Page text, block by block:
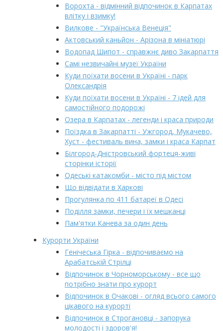
Ворохта - відмінний відпочинок в Карпатах
влітку і взимку!
Вилкове - "Українська Венеція"
Актовський каньйон - Арізона в мініатюрі
Водопад Шипот - справжнє диво Закарпаття
Самі незвичайні музеї України
Куди поїхати восени в Україні - парк
Олександрія
Куди поїхати восени в Україні - 7 ідей для
самостійного подорожі
Озера в Карпатах - легенди і краса природи
Поїздка в Закарпатті - Ужгород, Мукачево,
Хуст - фестиваль вина, замки і краса Карпат
Білгород-Дністровський фортеця-живі
сторінки історії
Одеські катакомби - місто під містом
Що відвідати в Харкові
Прогулянка по 411 батареї в Одесі
Поділля замки, печери і їх мешканці
Пам'ятки Канева за один день
Курорти України
Генічеська Гірка - відпочиваємо на
Арабатській Стрілці
Відпочинок в Чорноморському - все що
потрібно знати про курорт
Відпочинок в Очакові - огляд всього самого
цікавого на курорті
Відпочинок в Строгановці - запорука
молодості і здоров'я!